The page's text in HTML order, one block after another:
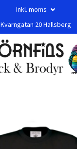
Inkl. moms
Kvarngatan 20 Hallsberg